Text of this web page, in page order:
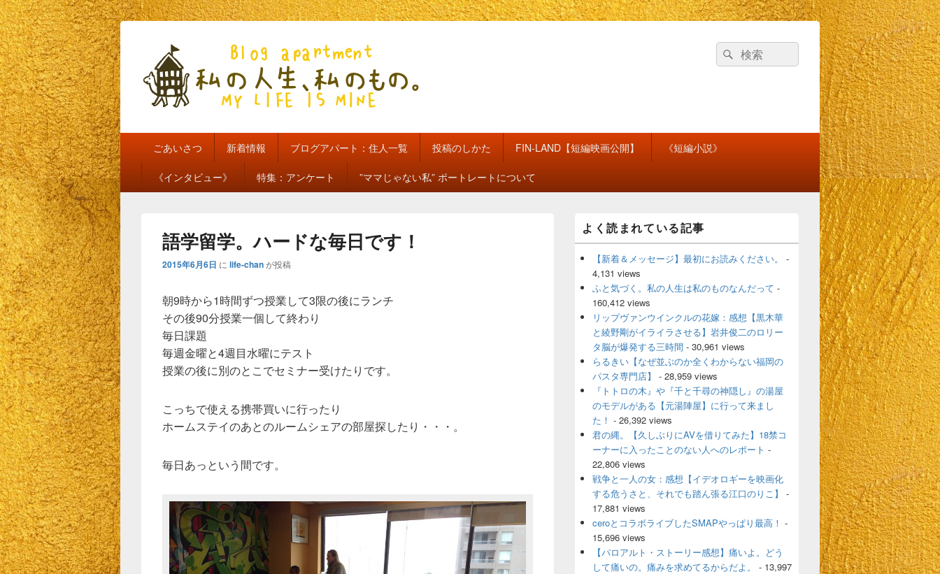
私の人生、私のもの。【新館】
検
索
検
索
メ
イ
ン
メ
ニ
ュ
ー
ごあいさつ 新着情報 ブログアパート：住人一覧 投稿のしかた FIN-LAND【短編映画公開】 《短編小説》
《インタビュー》 特集：アンケート ”ママじゃない私” ポートレートについて
語学留学。ハードな毎日です！
2015年6月6日 に life-chanが投稿
朝9時から1時間ずつ授業して3限の後にランチ
その後90分授業一個して終わり
毎日課題
毎週金曜と4週目水曜にテスト
授業の後に別のとこでセミナー受けたりです。
こっちで使える携帯買いに行ったり
ホームステイのあとのルームシェアの部屋探したり・・・。
毎日あっという間です。
ン
サ
バ
ウ
ェ
エ
よく読まれている記事
【新着＆メッセージ】最初にお読みください。
-
4,131 views
ふと気づく。私の人生は私のものなんだって -
160,412 views
リップヴァンウインクルの花嫁：感想【黒木華
と綾野剛がイライラさせる】岩井俊二のロリー
タ脳が爆発する三時間 - 30,961 views
らるきい【なぜ並ぶのか全くわからない福岡の
パスタ専門店】
- 28,959 views
『トトロの木』や『千と千尋の神隠し』の湯屋
のモデルがある【元湯陣屋】に行って来まし
た！ - 26,392 views
君の縄。【久しぶりにAVを借りてみた】18禁コ
ーナーに入ったことのない人へのレポート -
22,806 views
戦争と一人の女：感想【イデオロギーを映画化
する危うさと、それでも踏ん張る江口のりこ】
-
17,881 views
ceroとコラボライブしたSMAPやっぱり最高！ -
15,696 views
【パロアルト・ストーリー感想】痛いよ。どう
して痛いの。痛みを求めてるからだよ。
- 13,997